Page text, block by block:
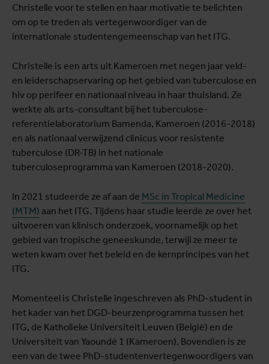
Christelle voor te stellen en haar motivatie te belichten
om op te treden als vertegenwoordiger van de
internationale studentengemeenschap van het ITG.
Christelle is een arts uit Kameroen met negen jaar veld-
en leiderschapservaring op het gebied van tuberculose en
hiv op perifeer en nationaal niveau in haar thuisland. Ze
werkte als arts-consultant bij het tuberculose-
referentielaboratorium Bamenda, Kameroen (2016-2018)
en als nationaal verwijzend clinicus voor resistente
tuberculose (DR-TB) in het nationale
tuberculoseprogramma van Kameroen (2018-2020).
In 2021 studeerde ze af aan de MSc in Tropical Medicine
(MTM) aan het ITG. Tijdens haar studie leerde ze over het
uitvoeren van klinisch onderzoek, voornamelijk op het
gebied van tropische geneeskunde, terwijl ze meer te
weten kwam over het beleid en de kernprincipes van het
ITG.
Momenteel is Christelle ingeschreven als PhD-student in
het kader van het DGD-beurzenprogramma tussen het
ITG, de Katholieke Universiteit Leuven (België) en de
Universiteit van Yaoundé 1 (Kameroen). Bovendien is ze
een van de twee PhD-studentenvertegenwoordigers van